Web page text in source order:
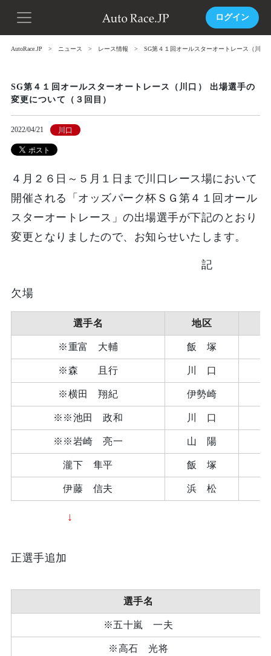
ログイン
AutoRace.JP ニュース レース情報 SG第４１回オールスターオートレース（川口
SG第４１回オールスターオートレース（川口） 出場選手の
変更について（３回目）
2022/04/21 川口
４月２６日～５月１日まで川口レース場において
開催される「オッズパーク杯ＳＧ第４１回オール
スターオートレース」の出場選手が下記のとおり
変更となりましたので、お知らせいたします。
記
欠場
選手名 地区
※重富 大輔 飯 塚
※森 且行 川 口
※横田 翔紀 伊勢崎
※ ※池田 政和 川 口
※ ※岩崎 亮一 山 陽
瀧下 隼平 飯 塚
伊藤 信夫 浜 松
↓
正選手追加
選手名
※五十嵐 一夫
※高石 光将